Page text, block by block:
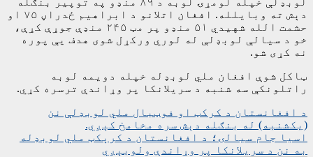
دېش ته وبایلله. افغان اتلانو د ابراهیم ځدراڼ ۷۵ او
حشمت الله شهیدي ۵۱ منډو پر مټ ۲۴۵ منډې جوړې کړې،
خو د سيالې لوبډلې له لوري ورکړل شوی هدف يې پوره
نه کړی شو.
ټاکل شوې افغان ملي لوبډله خپله دویمه لوبه
راتلونکې سه شنبه د سریلانکا پر وړاندې ترسره کړي.
ليکنه
چليدنه
د افغانستان د کرکټ او فوټبال ملي لوبډلې نن
(یکشنبه) له بنګله دېش سره مخامخ کېږي.
اسیا جام سیالۍ؛ د افغانستان د کرېکټ ملي لوبډله
به نن د سریلانکا پر وړاندې ولوبېږي